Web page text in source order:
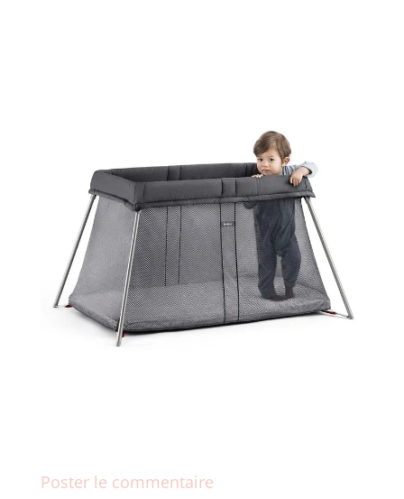
Poster le commentaire